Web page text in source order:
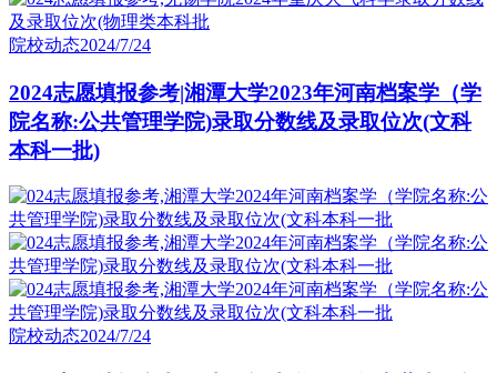
院校动态2024/7/24
2024志愿填报参考|湘潭大学2023年河南档案学（学
院名称:公共管理学院)录取分数线及录取位次(文科
本科一批)
院校动态2024/7/24